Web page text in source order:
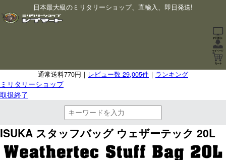
日本最大級のミリタリーショップ、直輸入、即日発送!
通常送料770円｜ レビュー数 29,005件 ｜ ランキング
ミリタリーショップ
取扱終了
ISUKA スタッフバッグ ウェザーテック 20L